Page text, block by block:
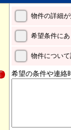
物件の詳細
希望条件に
物件につい
希望の条件や連絡